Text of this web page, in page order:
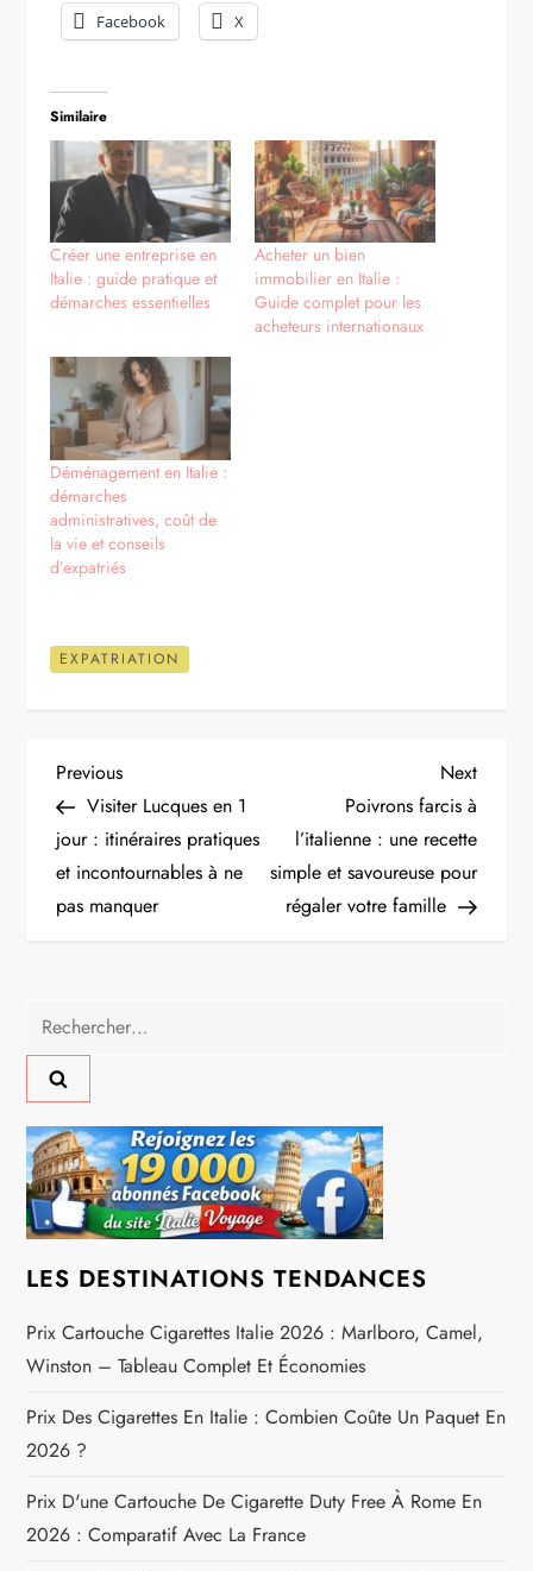
Facebook X
Similaire
Créer une entreprise en
Italie : guide pratique et
démarches essentielles
Acheter un bien
immobilier en Italie :
Guide complet pour les
acheteurs internationaux
Déménagement en Italie :
démarches
administratives, coût de
la vie et conseils
d’expatriés
EXPATRIATION
N
a
v
g
a
t
i
o
n
d
e
l
’
Previous
Post
Previous
Visiter Lucques en 1
jour : itinéraires pratiques
et incontournables à ne
pas manquer
Next
Post
Next
Poivrons farcis à
l’italienne : une recette
simple et savoureuse pour
régaler votre famille
Rechercher :
LES DESTINATIONS TENDANCES
Prix Cartouche Cigarettes Italie 2026 : Marlboro, Camel,
Winston – Tableau Complet Et Économies
Prix Des Cigarettes En Italie : Combien Coûte Un Paquet En
2026 ?
Prix D'une Cartouche De Cigarette Duty Free À Rome En
2026 : Comparatif Avec La France